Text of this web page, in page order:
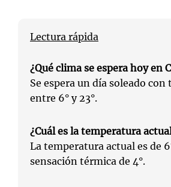
Lectura rápida
¿Qué clima se espera hoy en
Se espera un día soleado
entre 6° y 23°.
¿Cuál es la temperatura
La temperatura actual es de
sensación térmica de 4°.